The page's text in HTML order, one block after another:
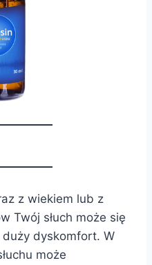
z wiekiem lub z
Twój słuch może się
dyskomfort. W
może